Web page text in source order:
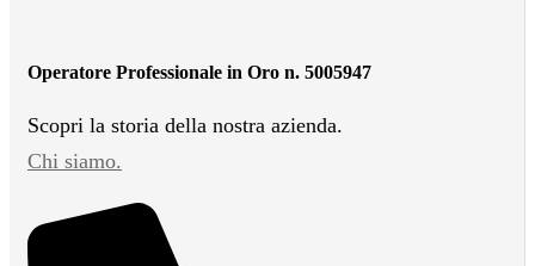
Operatore Professionale in Oro n. 5005947
Scopri la storia della nostra azienda.
Chi siamo.